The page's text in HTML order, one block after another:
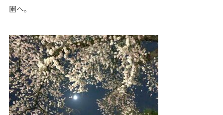
Concept
Speaksの家づくり
性能について
素材について
価格について
Product
イベント・見学会
展示場・モデルハウス
商品ラインナップ
建築実例・お客様イン
タビュー
園へ。